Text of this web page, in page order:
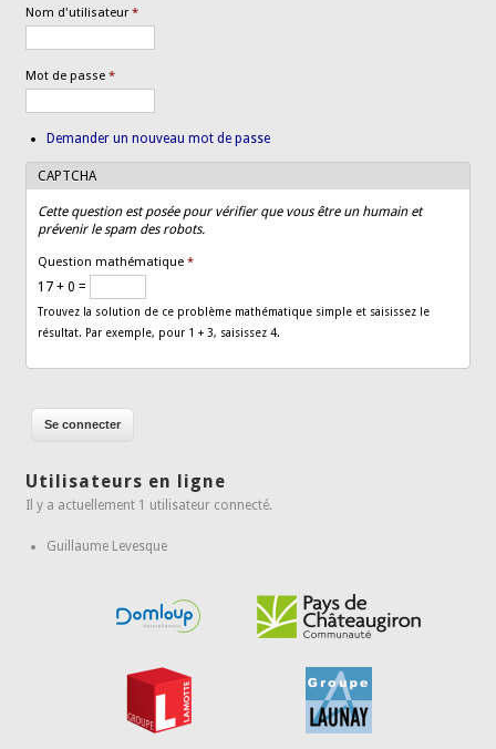
Nom d'utilisateur*
Mot de passe*
Demander un nouveau mot de passe
CAPTCHA
Cette question est posée pour vérifier que vous être un humain et
prévenir le spam des robots.
Question mathématique*
17 + 0 =
Trouvez la solution de ce problème mathématique simple et saisissez le
résultat. Par exemple, pour 1 + 3, saisissez 4.
Utilisateurs en ligne
Il y a actuellement 1 utilisateur connecté.
Guillaume Levesque